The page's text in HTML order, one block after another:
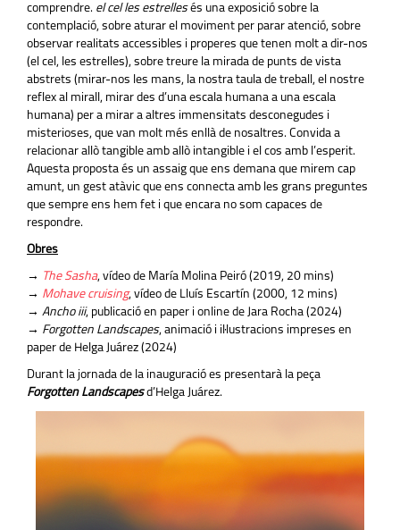
comprendre. el cel les estrellesés una exposició sobre la
contemplació, sobre aturar el moviment per parar atenció, sobre
observar realitats accessibles i properes que tenen molt a dir-nos
(el cel, les estrelles), sobre treure la mirada de punts de vista
abstrets (mirar-nos les mans, la nostra taula de treball, el nostre
reflex al mirall, mirar des d’una escala humana a una escala
humana) per a mirar a altres immensitats desconegudes i
misterioses, que van molt més enllà de nosaltres. Convida a
relacionar allò tangible amb allò intangible i el cos amb l’esperit.
Aquesta proposta és un assaig que ens demana que mirem cap
amunt, un gest atàvic que ens connecta amb les grans preguntes
que sempre ens hem fet i que encara no som capaces de
respondre.
Obres
→ The Sasha, vídeo de María Molina Peiró (2019, 20 mins)
→ Mohave cruising, vídeo de Lluís Escartín (2000, 12 mins)
→ Ancho iii, publicació en paper i online de Jara Rocha (2024)
→ Forgotten Landscapes, animació i il·lustracions impreses en
paper de Helga Juárez (2024)
Durant la jornada de la inauguració es presentarà la peça
Forgotten Landscapesd’Helga Juárez.